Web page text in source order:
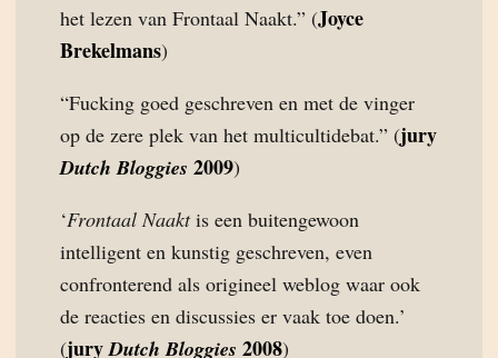
het lezen van Frontaal Naakt.” (Joyce
Brekelmans)
“Fucking goed geschreven en met de vinger
op de zere plek van het multicultidebat.” (jury
Dutch Bloggies 2009)
‘Frontaal Naaktis een buitengewoon
intelligent en kunstig geschreven, even
confronterend als origineel weblog waar ook
de reacties en discussies er vaak toe doen.’
(juryDutch Bloggies 2008)